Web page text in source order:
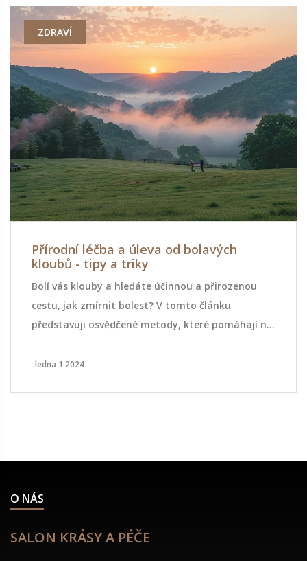
ZDRAVÍ
Přírodní léčba a úleva od bolavých
kloubů - tipy a triky
Bolí vás klouby a hledáte účinnou a přirozenou
cestu, jak zmírnit bolest? V tomto článku
představuji osvědčené metody, které pomáhají na
léčebnými postupy, doplněním stravy o důležité
ledna 1 2024
O NÁS
SALON KRÁSY A PÉČE